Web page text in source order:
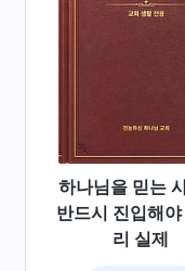
하나님을 믿는
반드시 진입해야
리 실제